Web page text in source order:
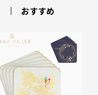
おすすめ